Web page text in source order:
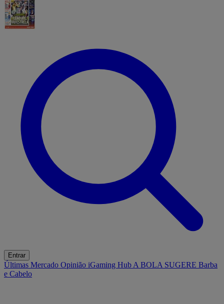
Entrar
Últimas Mercado Opinião iGaming Hub A BOLA SUGERE Barba
e Cabelo